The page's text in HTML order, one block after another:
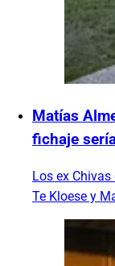
Matías
fichaje
Los ex
Te Kloese y